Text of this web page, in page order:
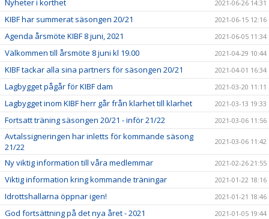
Nyheter i korthet 2021-06-26 14:31
KIBF har summerat säsongen 20/21 2021-06-15 12:16
Agenda årsmöte KIBF 8 juni, 2021 2021-06-05 11:34
Välkommen till årsmöte 8 juni kl 19.00 2021-04-29 10:44
KIBF tackar alla sina partners för säsongen 20/21 2021-04-01 16:34
Lagbygget pågår för KIBF dam 2021-03-20 11:11
Lagbygget inom KIBF herr går från klarhet till klarhet 2021-03-13 19:33
Fortsatt träning säsongen 20/21 - inför 21/22 2021-03-06 11:56
Avtalssigneringen har inletts för kommande säsong
21/22
2021-03-06 11:42
Ny viktig information till våra medlemmar 2021-02-26 21:55
Viktig information kring kommande träningar 2021-01-22 18:16
Idrottshallarna öppnar igen! 2021-01-21 18:46
God fortsättning på det nya året - 2021 2021-01-05 19:44